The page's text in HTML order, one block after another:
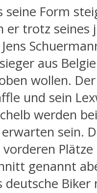
seine Form
er trotz seines
aus
wollen.
und sein
werden
sein.
genannt
deutsche